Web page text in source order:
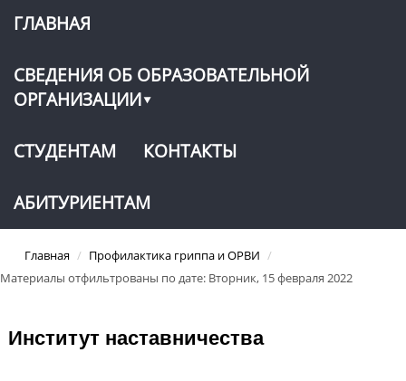
ГЛАВНАЯ
СВЕДЕНИЯ ОБ ОБРАЗОВАТЕЛЬНОЙ
ОРГАНИЗАЦИИ
СТУДЕНТАМ КОНТАКТЫ
АБИТУРИЕНТАМ
Главная / Профилактика гриппа и ОРВИ /
Материалы отфильтрованы по дате: Вторник, 15 февраля 2022
Институт наставничества